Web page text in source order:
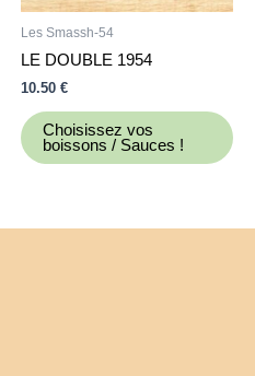
Les Smassh-54
LE DOUBLE 1954
10.50 €
Choisissez vos
boissons / Sauces !